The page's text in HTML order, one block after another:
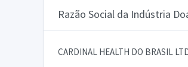
Razão Social da Indústria
CARDINAL HEALTH DO BRASIL